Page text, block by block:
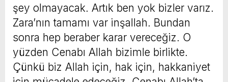
şey olmayacak. Artık ben yok bizler varız.
Zara’nın tamamı var inşallah. Bundan
sonra hep beraber karar vereceğiz. O
yüzden Cenabı Allah bizimle birlikte.
Çünkü biz Allah için, hak için, hakkaniyet